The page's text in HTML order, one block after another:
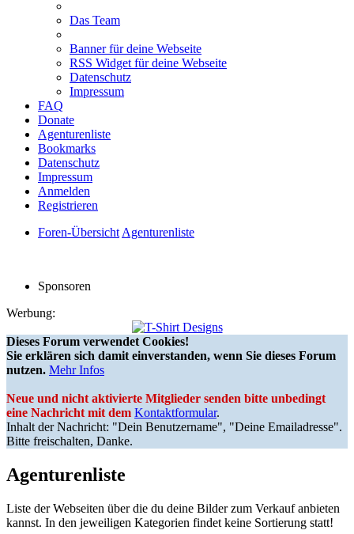
Das Team
Banner für deine Webseite
RSS Widget für deine Webseite
Datenschutz
Impressum
FAQ
Donate
Agenturenliste
Bookmarks
Datenschutz
Impressum
Anmelden
Registrieren
Foren-ÜbersichtAgenturenliste
Sponsoren
Werbung:
Dieses Forum verwendet Cookies!
Sie erklären sich damit einverstanden, wenn Sie dieses Forum
nutzen. Mehr Infos
Neue und nicht aktivierte Mitglieder senden bitte unbedingt
eine Nachricht mit dem Kontaktformular.
Inhalt der Nachricht: "Dein Benutzername", "Deine Emailadresse".
Bitte freischalten, Danke.
Agenturenliste
Liste der Webseiten über die du deine Bilder zum Verkauf anbieten
kannst. In den jeweiligen Kategorien findet keine Sortierung statt!